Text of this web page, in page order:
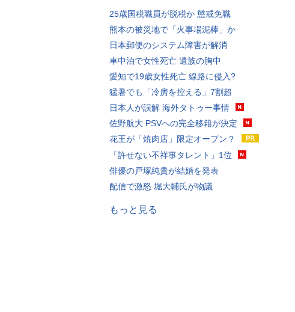
25歳国税職員が脱税か 懲戒免職
熊本の被災地で「火事場泥棒」か
日本郵便のシステム障害が解消
車中泊で女性死亡 遺族の胸中
愛知で19歳女性死亡 線路に侵入?
猛暑でも「冷房を控える」7割超
日本人が誤解 海外タトゥー事情
佐野航大 PSVへの完全移籍が決定
花王が「焼肉店」限定オープン？
「許せない不祥事タレント」1位
俳優の戸塚純貴が結婚を発表
配信で激怒 堀大輔氏が物議
もっと見る